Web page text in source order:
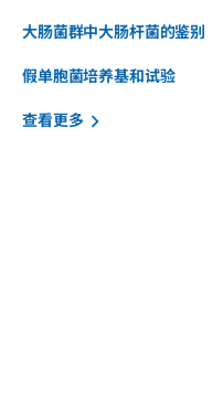
大肠菌群中大肠杆菌的鉴别
假单胞菌培养基和试验
查看更多